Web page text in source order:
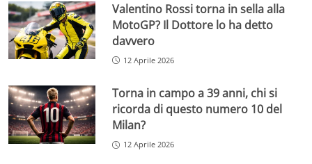
Valentino Rossi torna in sella alla
MotoGP? Il Dottore lo ha detto
davvero
12 Aprile 2026
Torna in campo a 39 anni, chi si
ricorda di questo numero 10 del
Milan?
12 Aprile 2026